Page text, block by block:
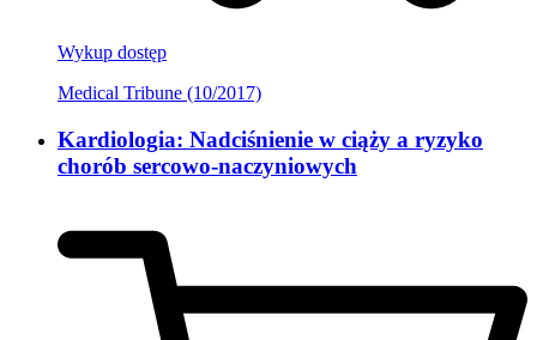
Wykup dostęp
Medical Tribune (10/2017)
Kardiologia: Nadciśnienie w ciąży a ryzyko
chorób sercowo-naczyniowych